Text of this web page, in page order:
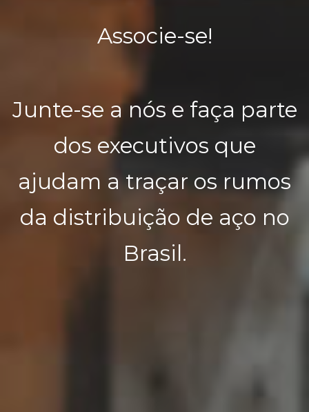
Associe-se!
Junte-se a nós e faça parte
dos executivos que
ajudam a traçar os rumos
da distribuição de aço no
Brasil.